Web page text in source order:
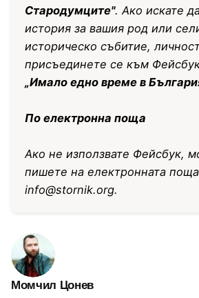
Стародумците". Ако искате
история за вашия род или
историческо събитие,
присъединете се към
„Имало едно време в
По електронна поща
Ако не използвате Фейсбук,
пишете на електронната поща
info@stornik.org.
Момчил Цонев